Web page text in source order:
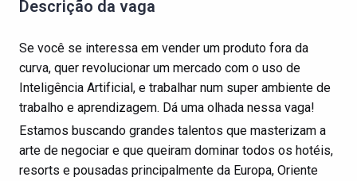
Descrição da vaga
Se você se interessa em vender um produto fora da
curva, quer revolucionar um mercado com o uso de
Inteligência Artificial, e trabalhar num super ambiente de
trabalho e aprendizagem. Dá uma olhada nessa vaga!
Estamos buscando grandes talentos que masterizam a
arte de negociar e que queiram dominar todos os hotéis,
resorts e pousadas principalmente da Europa, Oriente